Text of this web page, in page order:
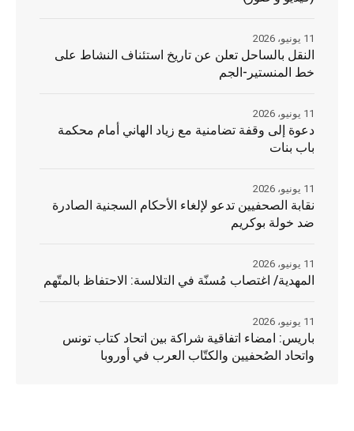
النقل بالساحل تعلن عن تاريخ استئناف النشاط على
خط المنستير-الجم
11 يونيو، 2026
دعوة إلى وقفة تضامنية مع زياد الهاني أمام محكمة
باب بنات
11 يونيو، 2026
نقابة الصحفيين تدعو لإلغاء الأحكام السجنية الصادرة
ضد خولة بوكريم
11 يونيو، 2026
المهدية/ اغتصاب مُسنّة في التلالسة: الاحتفاظ بالمتّهم
11 يونيو، 2026
باريس: امضاء اتفاقية شراكة بين اتحاد كتاب تونس
واتحاد الصُحفيين والكتّاب العرب في أوروبا
11 يونيو، 2026